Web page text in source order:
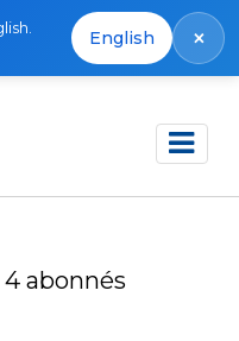
English ×
abonnés